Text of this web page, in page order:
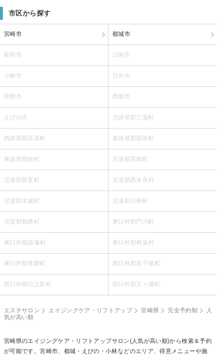
市区から探す
宮崎市 都城市
延岡市 日南市
小林市 日向市
串間市 西都市
えびの市 北諸県郡三股町
西諸県郡高原町 東諸県郡国富町
東諸県郡綾町 児湯郡高鍋町
児湯郡新富町 児湯郡西米良村
児湯郡木城町 児湯郡川南町
児湯郡都農町 東臼杵郡門川町
東臼杵郡諸塚村 東臼杵郡椎葉村
東臼杵郡美郷町 西臼杵郡高千穂町
西臼杵郡日之影町 西臼杵郡五ヶ瀬町
エステサロン エイジングケア・リフトアップ 宮崎県 完全予約制
人
気が高い順
宮崎県のエイジングケア・リフトアップサロン(人気が高い順)から検索＆予約
が可能です。宮崎市、都城・えびの・小林などのエリア、得意メニューや施